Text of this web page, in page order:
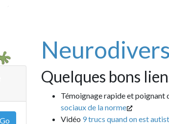
Neurodiversité
Quelques bons liens
Témoignage rapide et poignant de Josef
sociaux de la norme
9 trucs quand on est autiste